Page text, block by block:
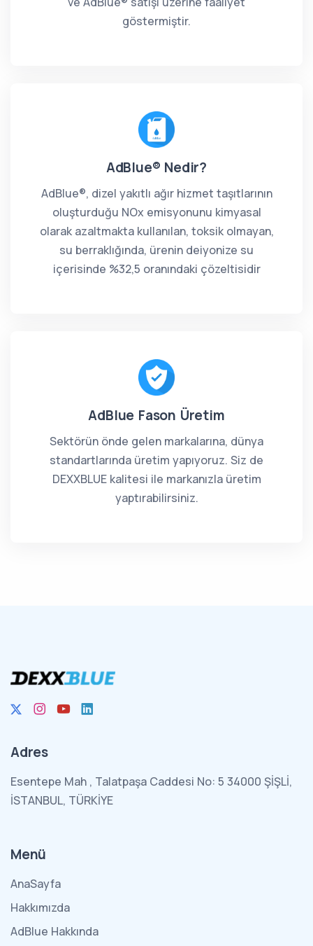
göstermiştir.
AdBlue® Nedir?
AdBlue®, dizel yakıtlı ağır hizmet taşıtlarının
oluşturduğu NOx emisyonunu kimyasal
olarak azaltmakta kullanılan, toksik olmayan,
su berraklığında, ürenin deiyonize su
içerisinde %32,5 oranındaki çözeltisidir
AdBlue Fason Üretim
Sektörün önde gelen markalarına, dünya
standartlarında üretim yapıyoruz. Siz de
DEXXBLUE kalitesi ile markanızla üretim
yaptırabilirsiniz.
Adres
Esentepe Mah , Talatpaşa Caddesi No: 5 34000 ŞİŞLİ,
İSTANBUL, TÜRKİYE
Menü
AnaSayfa
Hakkımızda
AdBlue Hakkında